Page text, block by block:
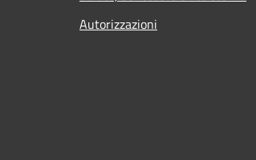
Autorizzazioni